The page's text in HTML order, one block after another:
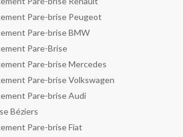
Pare-brise Peugeot
Pare-brise BMW
Pare-Brise
Pare-brise Mercedes
Pare-brise Volkswagen
Pare-brise Audi
Béziers
Pare-brise Fiat